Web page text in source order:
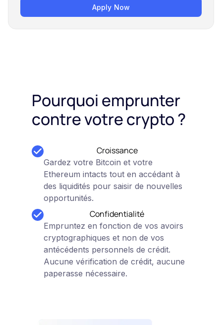
Apply Now
Pourquoi emprunter
contre votre crypto ?
Croissance
Gardez votre Bitcoin et votre
Ethereum intacts tout en accédant à
des liquidités pour saisir de nouvelles
opportunités.
Confidentialité
Empruntez en fonction de vos avoirs
cryptographiques et non de vos
antécédents personnels de crédit.
Aucune vérification de crédit, aucune
paperasse nécessaire.